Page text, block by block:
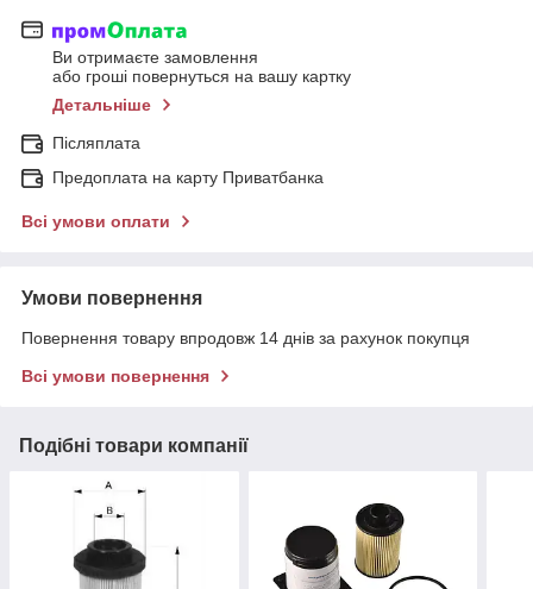
Ви отримаєте замовлення
або гроші повернуться на вашу картку
Детальніше
Післяплата
Предоплата на карту Приватбанка
Всі умови оплати
Умови повернення
Повернення товару впродовж 14 днів за рахунок покупця
Всі умови повернення
Подібні товари компанії